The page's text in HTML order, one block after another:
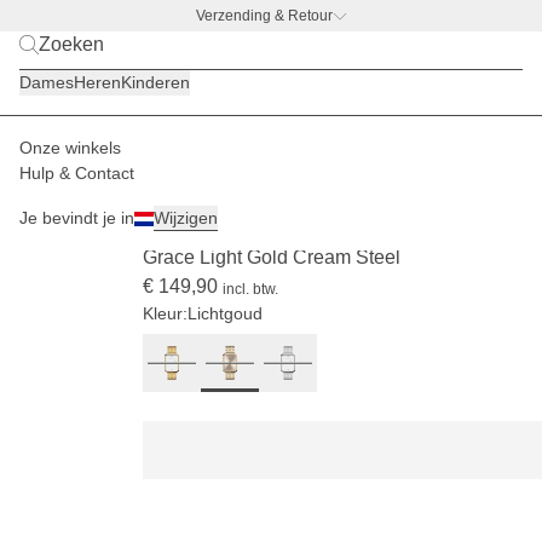
Verzending & Retour
DamesHerenKinderen
Onze winkels
Hulp & Contact
Je bevindt je in Wijzigen
Dames Horloges
Grace Light Gold Cream Steel
€ 149,90 incl. btw.
Kleur:Lichtgoud